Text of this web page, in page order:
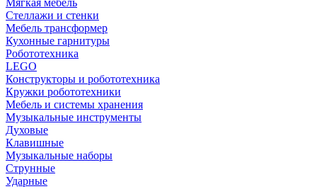
Мягкая мебель
Стеллажи и стенки
Мебель трансформер
Кухонные гарнитуры
Робототехника
LEGO
Конструкторы и робототехника
Кружки робототехники
Мебель и системы хранения
Музыкальные инструменты
Духовые
Клавишные
Музыкальные наборы
Струнные
Ударные